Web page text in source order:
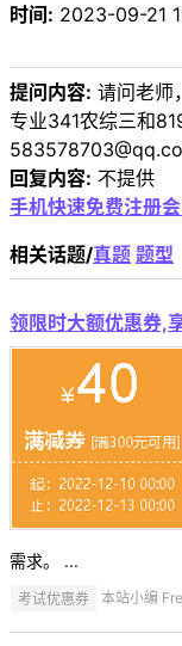
时间: 2023-09-21
提问内容: 请问老师
专业341农综三和
回复内容: 不提供
手机快速免费注册
相关话题/真题 题型
领限时大额优惠券,
需求。 ...
考试优惠券 本站小编